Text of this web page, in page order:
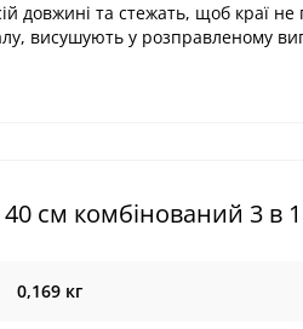
та стежать, щоб краї не
висушують у розправленому
см комбінований 3 в
0,169 кг